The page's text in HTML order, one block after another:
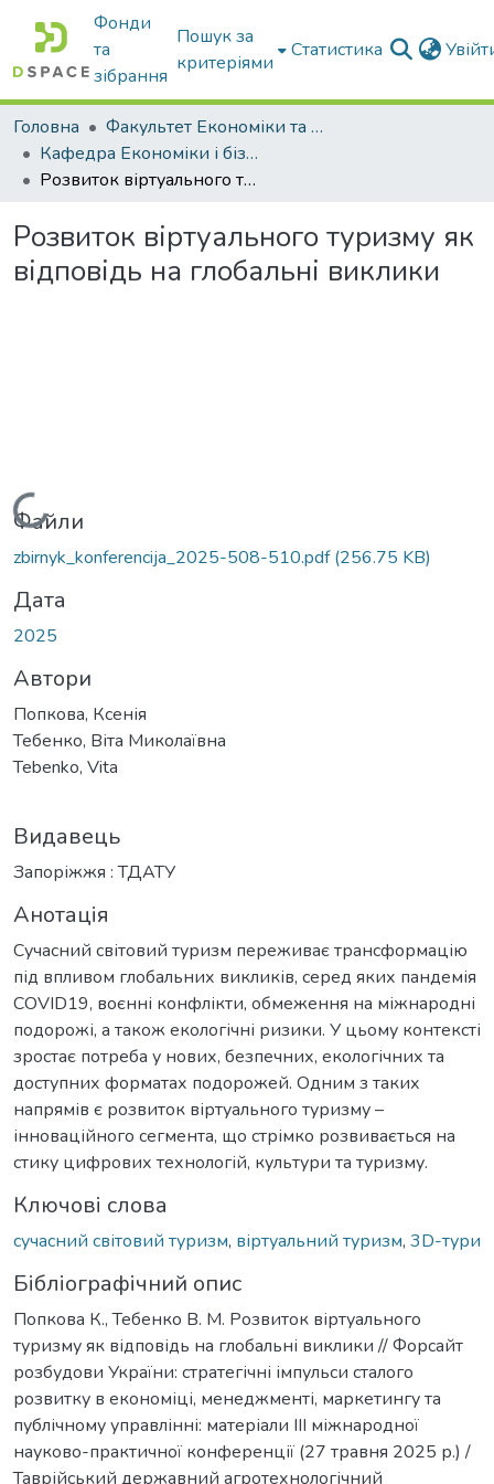
Фонди
та
зібрання
Пошук за
критеріями
Статистика
Головна
Факультет Економіки та бізнесу
Кафедра Економіки і бізнесу
Розвиток віртуального туризму як відповідь на глобальні виклики
Розвиток віртуального туризму як
відповідь на глобальні виклики
Вантажиться...
Файли
zbirnyk_konferencija_2025-508-510.pdf(256.75 KB)
Дата
2025
Автори
Попкова, Ксенія
Тебенко, Віта Миколаївна
Tebenko, Vita
Видавець
Запоріжжя : ТДАТУ
Анотація
Сучасний світовий туризм переживає трансформацію
під впливом глобальних викликів, серед яких пандемія
COVID19, воєнні конфлікти, обмеження на міжнародні
подорожі, а також екологічні ризики. У цьому контексті
зростає потреба у нових, безпечних, екологічних та
доступних форматах подорожей. Одним з таких
напрямів є розвиток віртуального туризму –
інноваційного сегмента, що стрімко розвивається на
стику цифрових технологій, культури та туризму.
Ключові слова
сучасний світовий туризм, віртуальний туризм, 3D-тури
Бібліографічний опис
Попкова К., Тебенко В. М. Розвиток віртуального
туризму як відповідь на глобальні виклики // Форсайт
розбудови України: стратегічні імпульси сталого
розвитку в економіці, менеджменті, маркетингу та
публічному управлінні: матеріали ІІІ міжнародної
науково-практичної конференції (27 травня 2025 р.) /
Таврійський державний агротехнологічний